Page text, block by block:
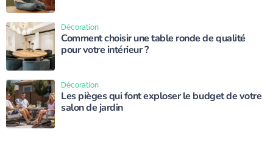
Comment choisir une table ronde de qualité
pour votre intérieur ?
Décoration
Les pièges qui font exploser le budget de votre
salon de jardin
Décoration